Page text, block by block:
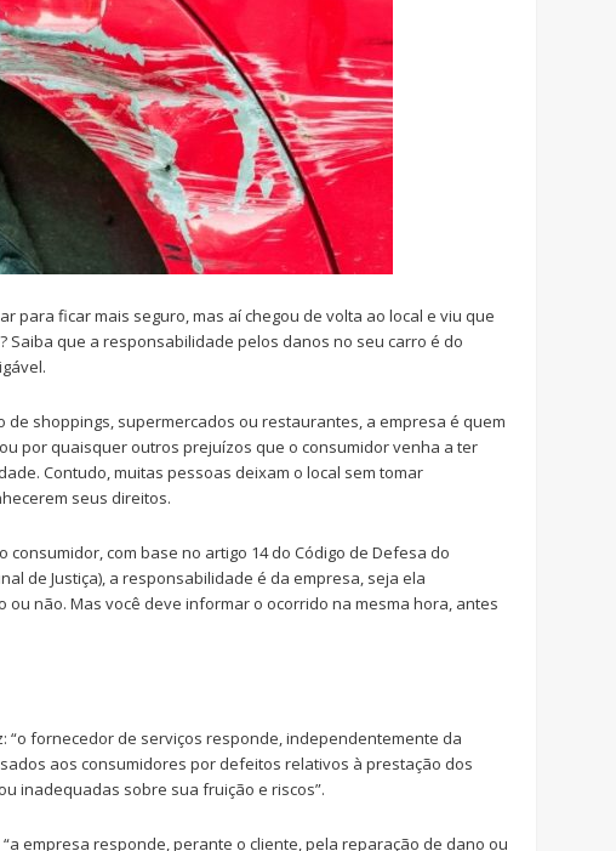
para ficar mais seguro, mas aí chegou de volta ao local e viu que
Saiba que a responsabilidade pelos danos no seu carro é do
de shoppings, supermercados ou restaurantes, a empresa é quem
por quaisquer outros prejuízos que o consumidor venha a ter
Contudo, muitas pessoas deixam o local sem tomar
seus direitos.
com base no artigo 14 do Código de Defesa do
de Justiça), a responsabilidade é da empresa, seja ela
não. Mas você deve informar o ocorrido na mesma hora, antes
“o fornecedor de serviços responde, independentemente da
aos consumidores por defeitos relativos à prestação dos
inadequadas sobre sua fruição e riscos”.
“a empresa responde, perante o cliente, pela reparação de dano ou